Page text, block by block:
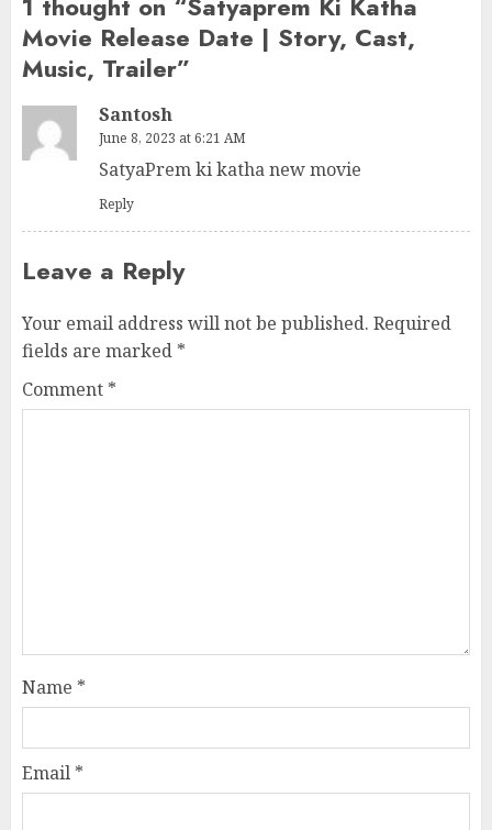
Movie Release Date | Story, Cast,
Music, Trailer”
Santosh
June 8, 2023 at 6:21 AM
SatyaPrem ki katha new movie
Reply
Leave a Reply
Your email address will not be published. Required
fields are marked *
Comment *
Name *
Email *